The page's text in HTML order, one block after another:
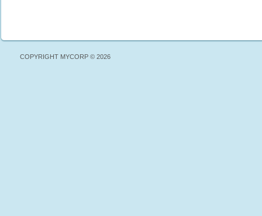
COPYRIGHT MYCORP © 2026